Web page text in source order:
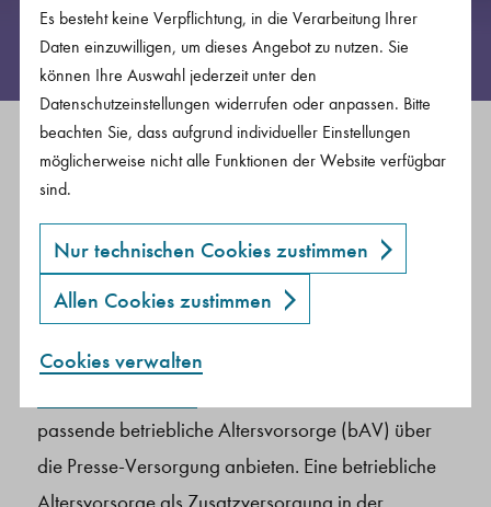
und Kommunikationsbranche.
Betriebliche Altersvorsorge für
Auszubildende
Ob Verlag, Start-up oder Agentur: Bist du
Auszubildende*r in der Medienbranche
dein Arbeitgeber gehört einem der
passende betriebliche Altersvorsorge (bAV) über
die Presse-Versorgung anbieten. Eine betriebliche
Es besteht keine Verpflichtung, in die Verarbeitung Ihrer
Daten einzuwilligen, um dieses Angebot zu nutzen. Sie
können Ihre Auswahl jederzeit unter den
Datenschutzeinstellungen widerrufen oder anpassen. Bitte
beachten Sie, dass aufgrund individueller Einstellungen
möglicherweise nicht alle Funktionen der Website verfügbar
sind.
Nur technischen Cookies zustimmen
Allen Cookies zustimmen
Cookies verwalten